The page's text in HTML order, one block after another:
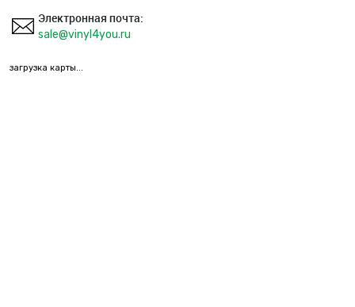
Электронная почта:
sale@vinyl4you.ru
загрузка карты...